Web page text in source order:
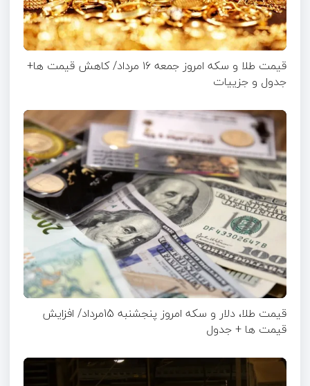
قیمت طلا و سکه امروز جمعه ۱۶ مرداد/ کاهش قیمت ها+
جدول و جزییات
قیمت طلا، دلار و سکه امروز پنجشنبه 15مرداد/ افزایش
قیمت ها + جدول